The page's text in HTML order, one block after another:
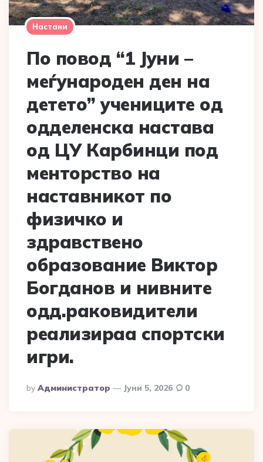
Настани
По повод “1 Јуни –
меѓународен ден на
детето” учениците од
одделенска настава
од ЦУ Карбинци под
менторство на
наставникот по
физичко и
здравствено
образование Виктор
Богданов и нивните
одд.раковидители
реализираа спортски
игри.
Posted
By
By Администратор Јуни 5, 2026 0